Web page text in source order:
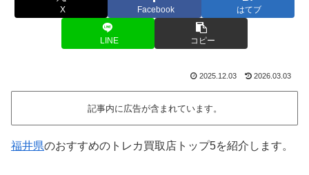
X Facebook はてブ
LINE コピー
2025.12.03 2026.03.03
記事内に広告が含まれています。
福井県のおすすめのトレカ買取店トップ5を紹介します。